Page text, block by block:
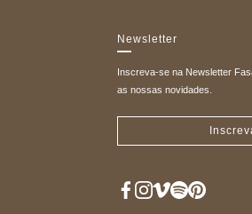
Newsletter
Inscreva-se na Newsletter
as nossas novidades.